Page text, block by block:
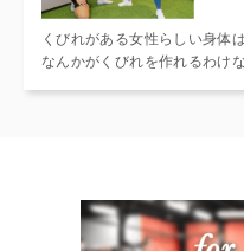
くびれがある女性らしい身体
なんかがくびれを作れるわけ